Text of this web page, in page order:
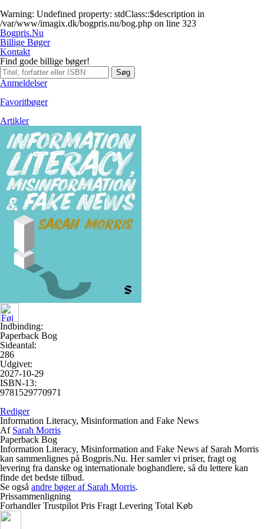
Warning: Undefined property: stdClass::$description in
/var/www/imagix.dk/bogpris.nu/bog.php on line 323
Bogpris.Nu
Billige Bøger
Kontakt
Find gode billige bøger!
Søg
Anmeldelser
Favoritbøger
Artikler
Indbinding:
Paperback Bog
Sideantal:
286
Udgivet:
2027-10-29
ISBN-13:
9781529770971
Rediger
Information Literacy, Misinformation and Fake News
Af Sarah Morris
Paperback Bog
Information Literacy, Misinformation and Fake News af Sarah Morris
kan sammenlignes på Bogpris.Nu. Her samler vi priser, fragt og
levering fra danske og internationale boghandlere, så du lettere kan
finde det bedste tilbud.
Se også andre bøger af Sarah Morris.
Prissammenligning
Forhandler Trustpilot Pris Fragt Levering Total Køb